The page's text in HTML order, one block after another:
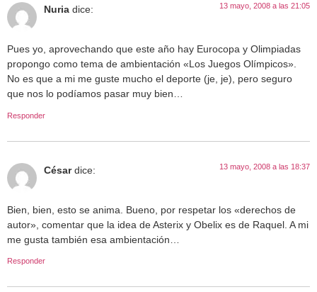
Nuria dice: 13 mayo, 2008 a las 21:05
Pues yo, aprovechando que este año hay Eurocopa y Olimpiadas
propongo como tema de ambientación «Los Juegos Olímpicos».
No es que a mi me guste mucho el deporte (je, je), pero seguro
que nos lo podíamos pasar muy bien…
Responder
César dice: 13 mayo, 2008 a las 18:37
Bien, bien, esto se anima. Bueno, por respetar los «derechos de
autor», comentar que la idea de Asterix y Obelix es de Raquel. A mi
me gusta también esa ambientación…
Responder